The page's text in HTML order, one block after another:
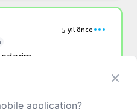
5 yıl önce
application?